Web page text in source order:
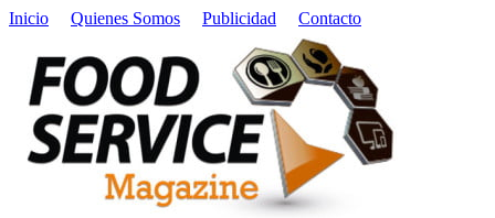
Inicio Quienes Somos Publicidad Contacto